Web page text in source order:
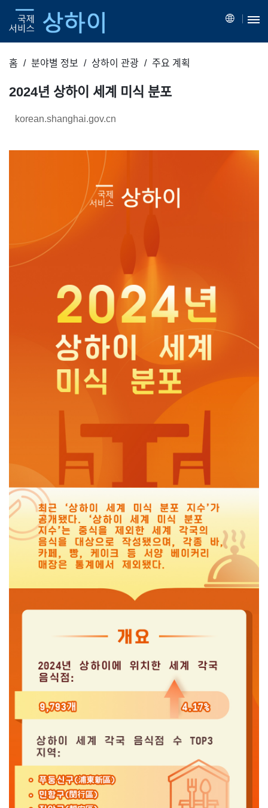
홈 분야별 정보 상하이 관광 주요 계획
2024년 상하이 세계 미식 분포
korean.shanghai.gov.cn